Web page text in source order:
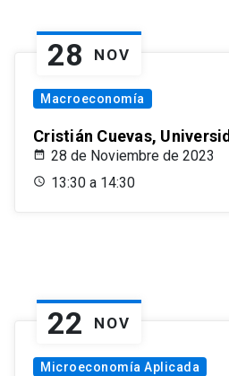
28 NOV
Macroeconomía
Cristián Cuevas,
28 de Noviembre de 2023
13:30 a 14:30
22 NOV
Microeconomía Aplicada